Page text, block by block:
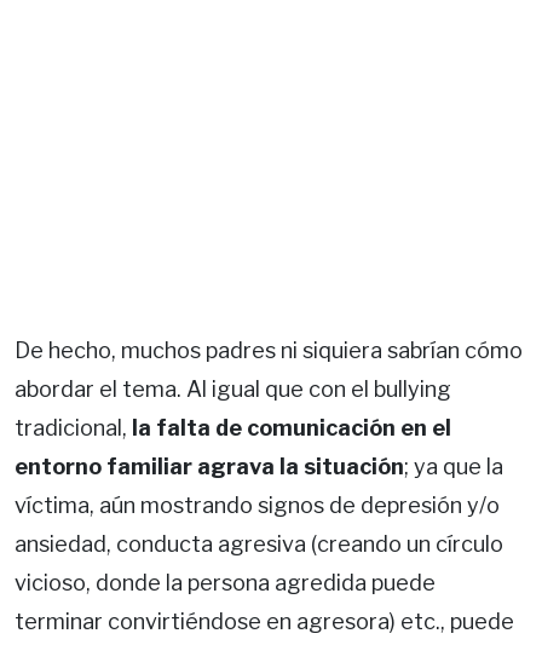
De hecho, muchos padres ni siquiera sabrían cómo
abordar el tema. Al igual que con el bullying
tradicional, la falta de comunicación en el
entorno familiar agrava la situación; ya que la
víctima, aún mostrando signos de depresión y/o
ansiedad, conducta agresiva (creando un círculo
vicioso, donde la persona agredida puede
terminar convirtiéndose en agresora) etc., puede